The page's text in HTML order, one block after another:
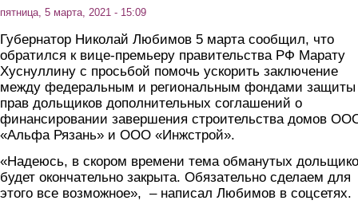
пятница, 5 марта, 2021 - 15:09
Губернатор Николай Любимов 5 марта сообщил, что
обратился к вице-премьеру правительства РФ Марату
Хуснуллину с просьбой помочь ускорить заключение
между федеральным и региональным фондами защиты
прав дольщиков дополнительных соглашений о
финансировании завершения строительства домов
«Альфа Рязань» и ООО «Инжстрой».
«Надеюсь, в скором времени тема обманутых
будет окончательно закрыта. Обязательно сделаем для
этого все возможное», – написал Любимов в соцсетях.